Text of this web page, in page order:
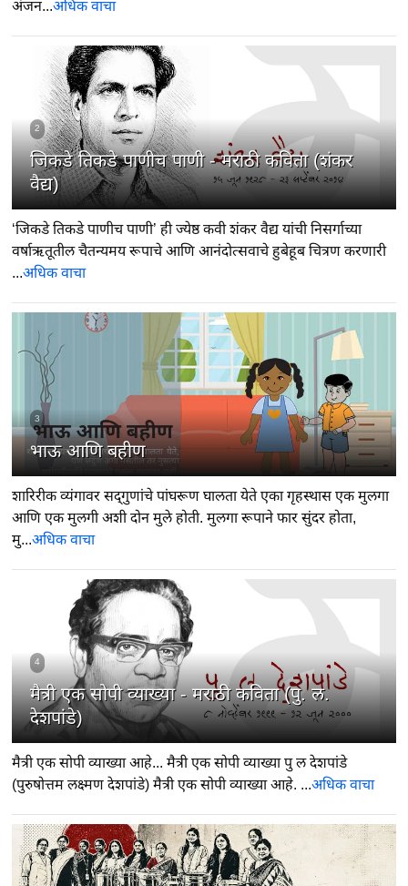
अंजन...अधिक वाचा
2
जिकडे तिकडे पाणीच पाणी - मराठी कविता (शंकर
वैद्य)
‘जिकडे तिकडे पाणीच पाणी’ ही ज्येष्ठ कवी शंकर वैद्य यांची निसर्गाच्या
वर्षाऋतूतील चैतन्यमय रूपाचे आणि आनंदोत्सवाचे हुबेहूब चित्रण करणारी
...अधिक वाचा
3
भाऊ आणि बहीण
शारिरीक व्यंगावर सद्‍गुणांचे पांघरूण घालता येते एका गृहस्थास एक मुलगा
आणि एक मुलगी अशी दोन मुले होती. मुलगा रूपाने फार सुंदर होता,
मु...अधिक वाचा
4
मैत्री एक सोपी व्याख्या - मराठी कविता (पु. ल.
देशपांडे)
मैत्री एक सोपी व्याख्या आहे... मैत्री एक सोपी व्याख्या पु ल देशपांडे
(पुरुषोत्तम लक्ष्मण देशपांडे) मैत्री एक सोपी व्याख्या आहे. ...अधिक वाचा